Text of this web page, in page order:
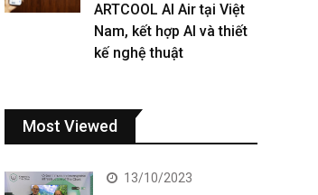
ARTCOOL AI Air tại Việt
Nam, kết hợp AI và thiết
kế nghệ thuật
Most Viewed
13/10/2023